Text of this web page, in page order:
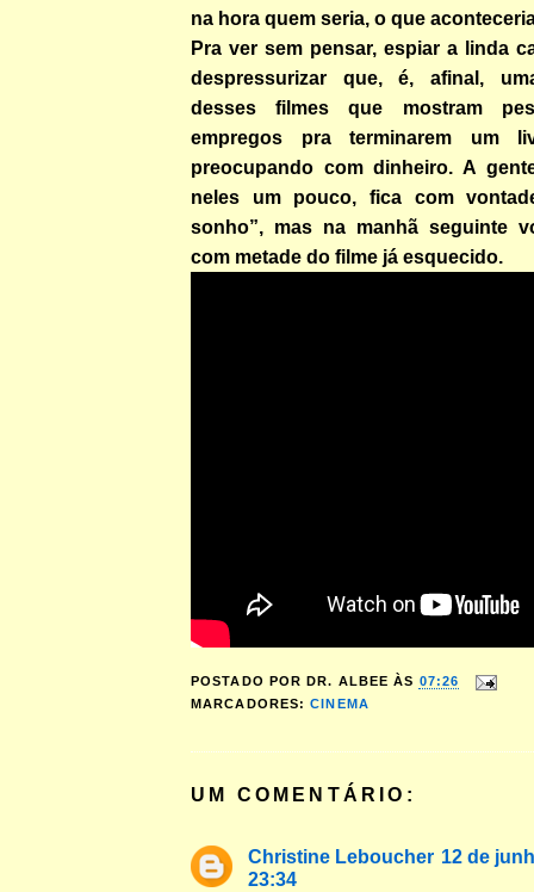
na hora quem seria, o que
Pra ver sem pensar, espiar a linda
despressurizar que, é, afinal,
desses filmes que mostram
empregos pra terminarem um
preocupando com dinheiro. A
neles um pouco, fica com
sonho”, mas na manhã seguinte
com metade do filme já esquecido.
POSTADO POR DR. ALBEE ÀS 07:26
MARCADORES:CINEMA
UM COMENTÁRIO:
Christine Leboucher 12 de
23:34